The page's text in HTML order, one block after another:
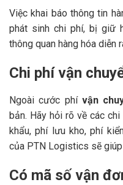
Việc khai báo thông tin
phát sinh chi phí, bị giữ
thông quan hàng hóa diễn
Chi phí vận
Ngoài cước phí vận
bản. Hãy hỏi rõ về các
khẩu, phí lưu kho, phí
của PTN Logistics sẽ
Có mã số vận